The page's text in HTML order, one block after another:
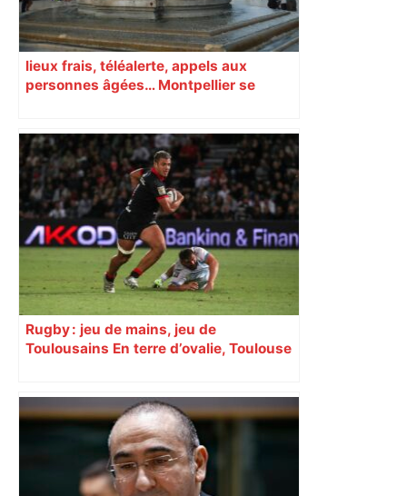
lieux frais, téléalerte, appels aux
personnes âgées… Montpellier se
Rugby : jeu de mains, jeu de
Toulousains En terre d’ovalie, Toulouse
revendiquant surtout son art du jeu en
mouvement, vif et spectaculaire.
Décryptage. Série (4 / 10)